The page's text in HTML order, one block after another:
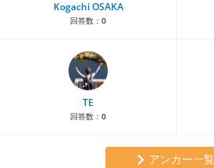
Kogachi OSAKA
回答数： 0
TE
回答数： 0
アンカー一覧